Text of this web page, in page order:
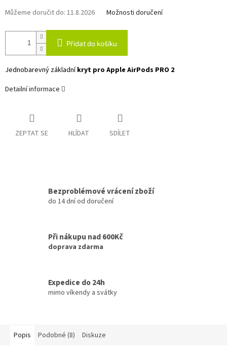
Můžeme doručit do: 11.8.2026 Možnosti doručení
Přidat do košíku
Jednobarevný základníkryt pro Apple AirPods PRO 2
Detailní informace
ZEPTAT SE HLÍDAT SDÍLET
Bezproblémové vrácení zboží
do 14 dní od doručení
Při nákupu nad 600Kč
doprava zdarma
Expedice do 24h
mimo víkendy a svátky
Popis Podobné (8) Diskuze